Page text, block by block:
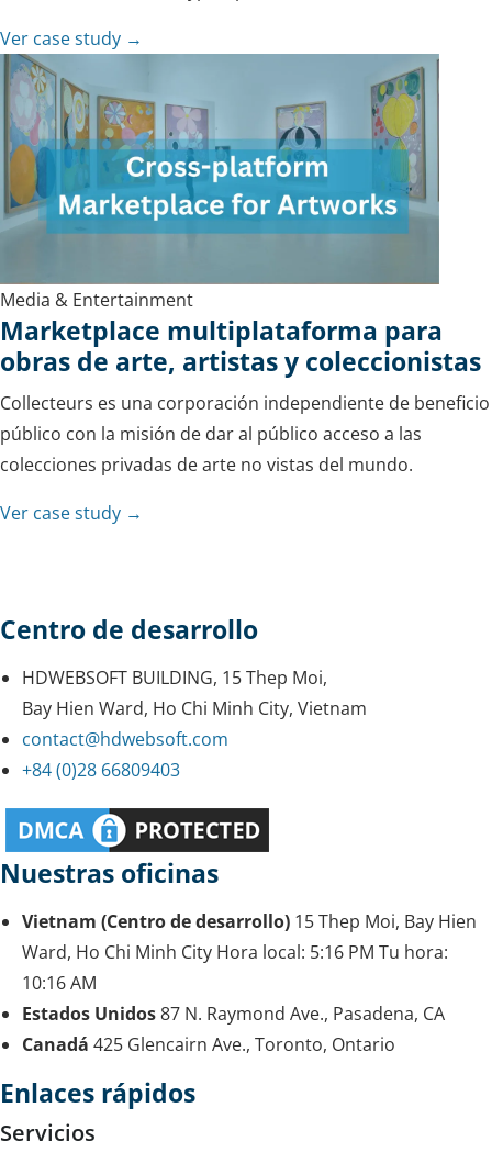
Ver case study →
Media & Entertainment
Marketplace multiplataforma para
obras de arte, artistas y coleccionistas
Collecteurs es una corporación independiente de beneficio
público con la misión de dar al público acceso a las
colecciones privadas de arte no vistas del mundo.
Ver case study →
Centro de desarrollo
HDWEBSOFT BUILDING, 15 Thep Moi,
Bay Hien Ward, Ho Chi Minh City, Vietnam
contact@hdwebsoft.com
+84 (0)28 66809403
Nuestras oficinas
Vietnam (Centro de desarrollo) 15 Thep Moi, Bay Hien
Ward, Ho Chi Minh City Hora local: 5:16 PM Tu hora:
10:16 AM
Estados Unidos87 N. Raymond Ave., Pasadena, CA
Canadá 425 Glencairn Ave., Toronto, Ontario
Enlaces rápidos
Servicios